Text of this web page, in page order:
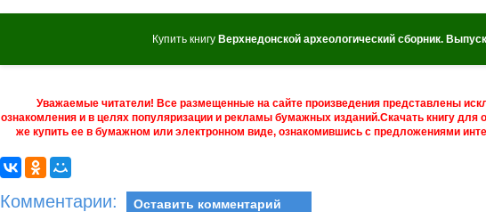
Купить книгу Верхнедонской археологический сборник.
Уважаемые читатели! Все размещенные на сайте произведения представлены
ознакомления и в целях популяризации и рекламы бумажных изданий.Скачать книгу для
же купить ее в бумажном или электронном виде, ознакомившись с предложениями
Комментарии: Оставить комментарий